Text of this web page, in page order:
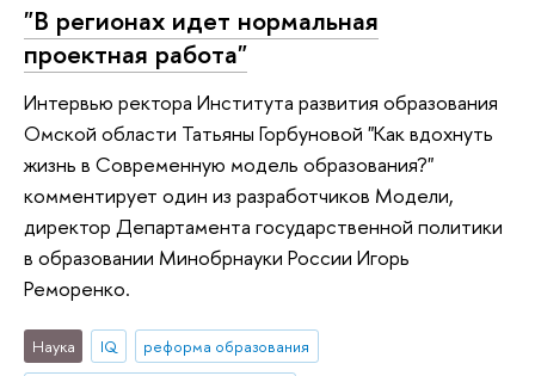
"В регионах идет нормальная
проектная работа"
Интервью ректора Института развития образования
Омской области Татьяны Горбуновой "Как вдохнуть
жизнь в Современную модель образования?"
комментирует один из разработчиков Модели,
директор Департамента государственной политики
в образовании Минобрнауки России Игорь
Реморенко.
Наука IQ
реформа образования